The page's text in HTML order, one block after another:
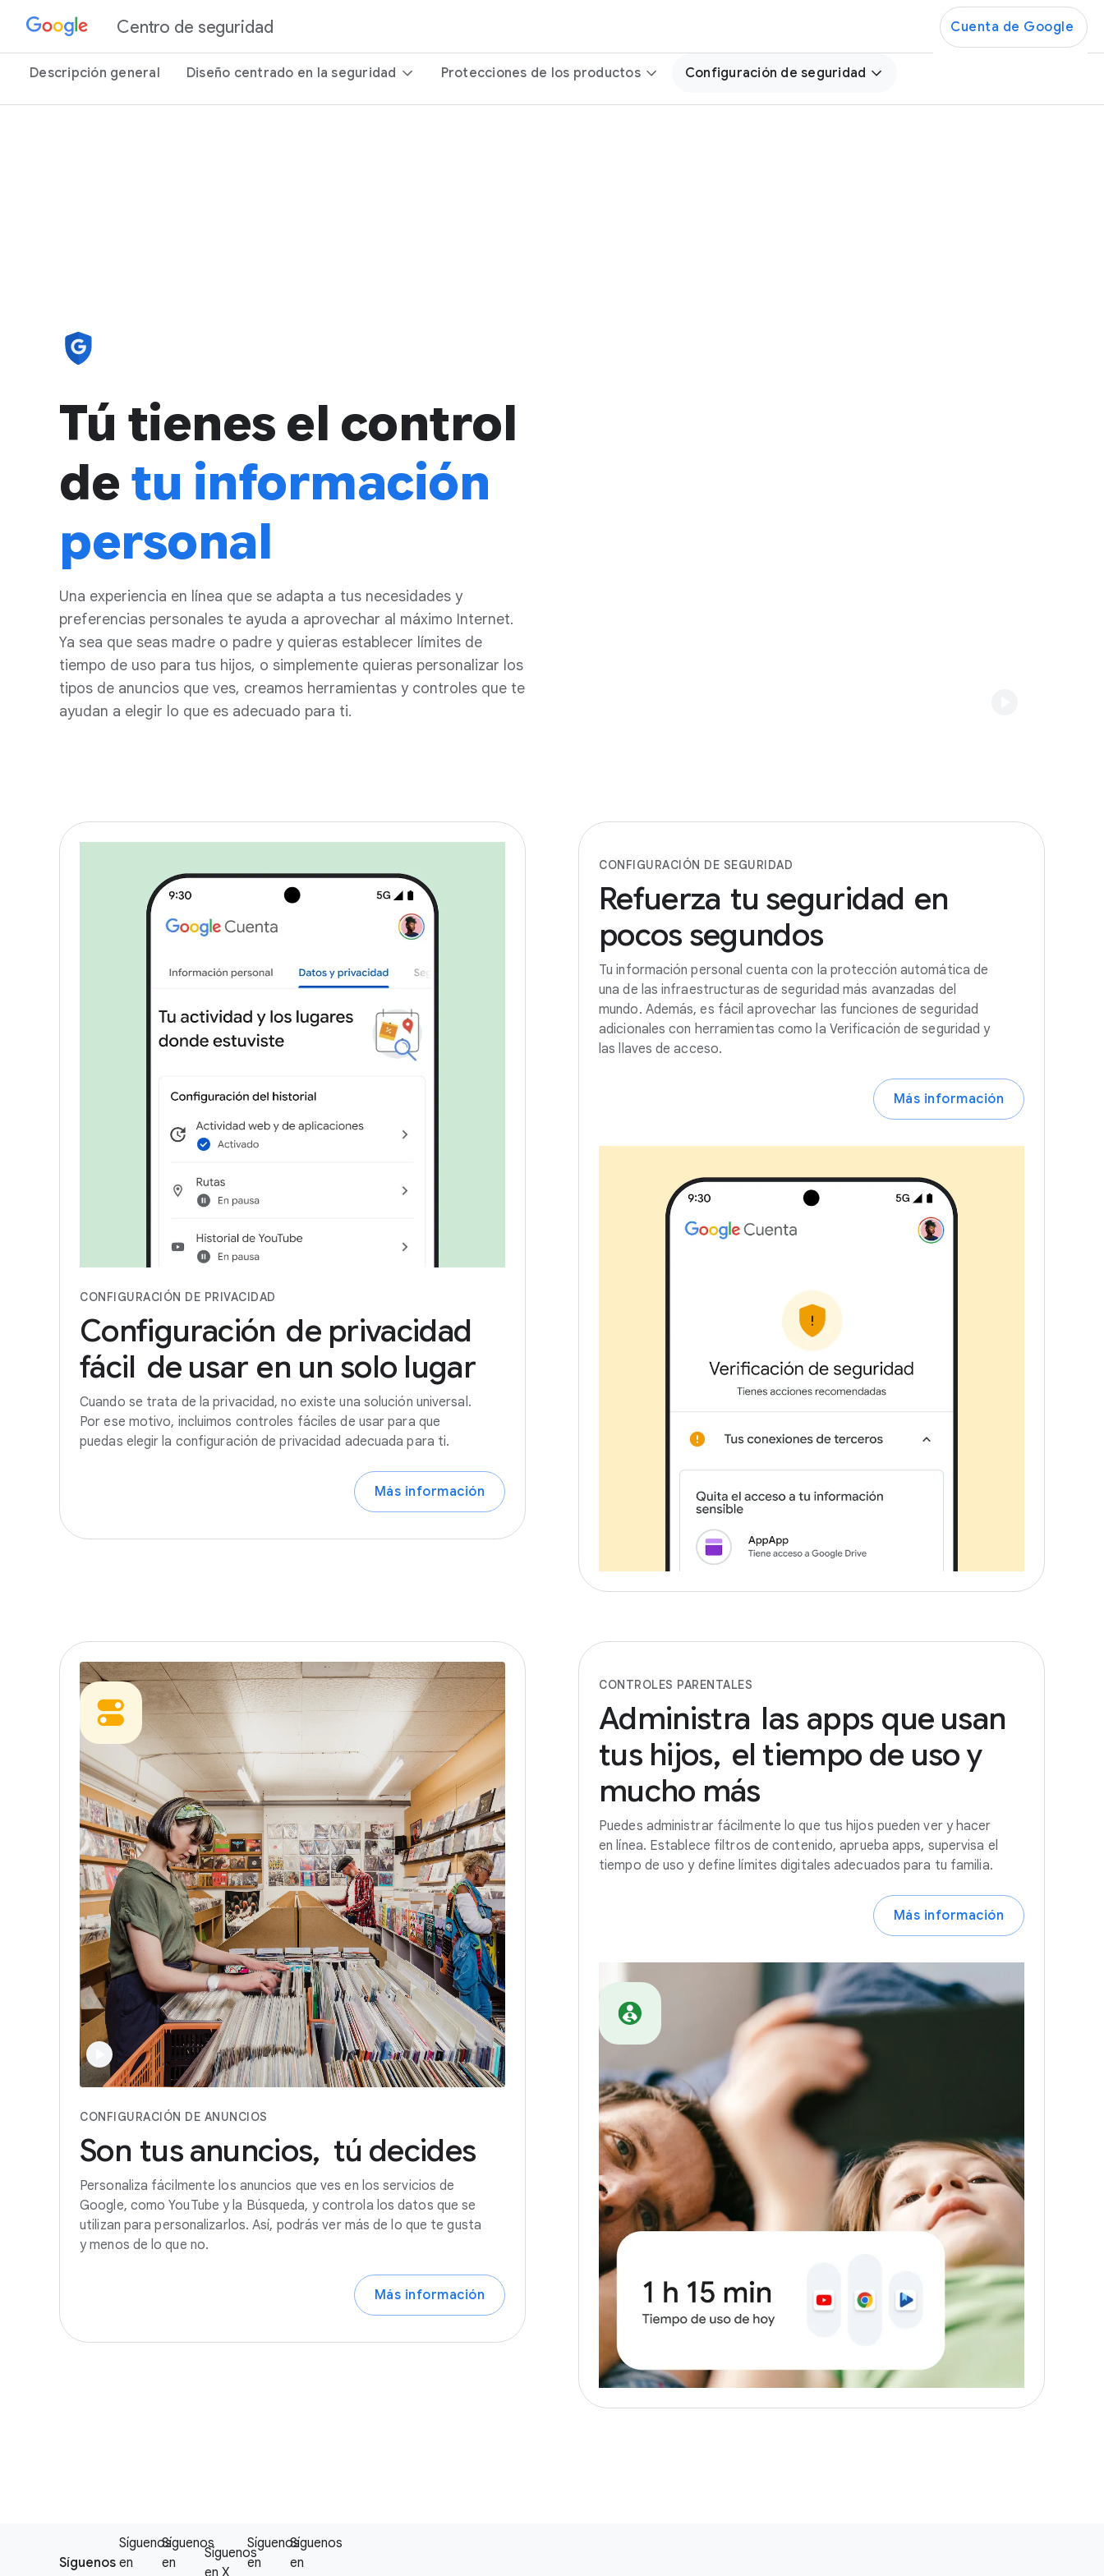
Centro de seguridad
Descripción general Diseño centrado en la seguridad Protecciones de los productos Configuración de seguridad
Cuenta de Google
Tú tienes el control
de tu información
personal
Una experiencia en línea que se adapta a tus necesidades y
preferencias personales te ayuda a aprovechar al máximo Internet.
Ya sea que seas madre o padre y quieras establecer límites de
tiempo de uso para tus hijos, o simplemente quieras personalizar los
tipos de anuncios que ves, creamos herramientas y controles que te
ayudan a elegir lo que es adecuado para ti.
CONFIGURACIÓN DE PRIVACIDAD
Configuración de privacidad
fácil de usar en un solo lugar
Cuando se trata de la privacidad, no existe una solución universal.
Por ese motivo, incluimos controles fáciles de usar para que
puedas elegir la configuración de privacidad adecuada para ti.
Más información
CONFIGURACIÓN DE SEGURIDAD
Refuerza tu seguridad en
pocos segundos
Tu información personal cuenta con la protección automática de
una de las infraestructuras de seguridad más avanzadas del
mundo. Además, es fácil aprovechar las funciones de seguridad
adicionales con herramientas como la Verificación de seguridad y
las llaves de acceso.
Más información
CONFIGURACIÓN DE ANUNCIOS
Son tus anuncios, tú decides
Personaliza fácilmente los anuncios que ves en los servicios de
Google, como YouTube y la Búsqueda, y controla los datos que se
utilizan para personalizarlos. Así, podrás ver más de lo que te gusta
y menos de lo que no.
Más información
CONTROLES PARENTALES
Administra las apps que usan
tus hijos, el tiempo de uso y
mucho más
Puedes administrar fácilmente lo que tus hijos pueden ver y hacer
en línea. Establece filtros de contenido, aprueba apps, supervisa el
tiempo de uso y define límites digitales adecuados para tu familia.
Más información
S
Síguenos
Síguenos
en
Síguenos
en
Síguenos
en X
Síguenos
en
Síguenos
en